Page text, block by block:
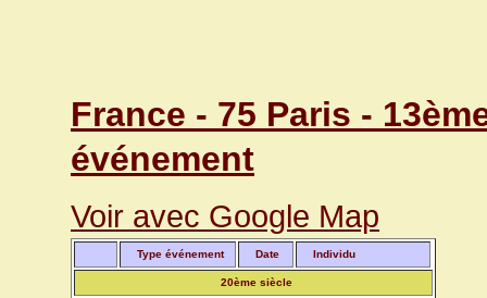
France - 75 Paris -
événement
Voir avec Google Map
Type événement Date Individu
20ème siècle